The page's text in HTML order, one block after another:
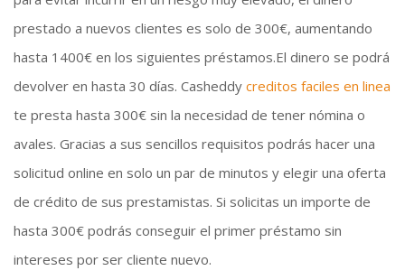
prestado a nuevos clientes es solo de 300€, aumentando
hasta 1400€ en los siguientes préstamos.El dinero se podrá
devolver en hasta 30 días. Casheddy creditos faciles en linea
te presta hasta 300€ sin la necesidad de tener nómina o
avales. Gracias a sus sencillos requisitos podrás hacer una
solicitud online en solo un par de minutos y elegir una oferta
de crédito de sus prestamistas. Si solicitas un importe de
hasta 300€ podrás conseguir el primer préstamo sin
intereses por ser cliente nuevo.